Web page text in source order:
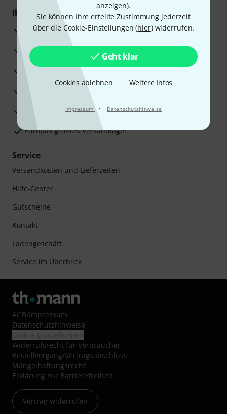
anzeigen).
Sie können Ihre erteilte Zustimmung jederzeit
über die Cookie-Einstellungen (hier) widerrufen.
Geht klar
Cookies ablehnen Weitere Infos
Impressum · Datenschutzhinweise
Ihre Vorteile
3 Jahre Thomann Garantie
30 Tage Money-Back-Garantie
Reparaturservice
Beratung durch Fachexperten
Zufriedenheitsgarantie
Europas größtes Versandlager
Service
Versandkosten und Lieferzeiten
Hilfe-Center
Gutscheine
Kontakt
Ladengeschäft
Service im Überblick
AGB/Impressum
Datenschutzhinweise
Widerrufsrecht für Verbraucher
Bestellvorgang/Vertragsabschluss
Mängelhaftungsrecht
Erklärung zur Barrierefreiheit
Vertrag widerrufen